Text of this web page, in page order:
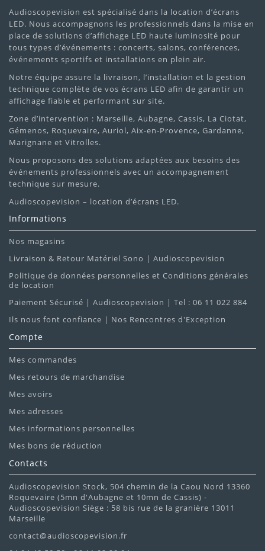
Audioscopevision est spécialisé dans la location d’écrans
LED. Nous accompagnons les professionnels dans la mise en
place de solutions d’affichage LED haute luminosité pour
tous types d’événements : concerts, salons, conférences,
événements sportifs et installations en plein air.
Notre équipe assure la livraison, l’installation et la gestion
technique complète de vos écrans LED afin de garantir un
affichage fiable et performant sur site.
Zone d’intervention : Marseille, Aubagne, Cassis, La Ciotat,
Gémenos, Roquevaire, Auriol, Aix-en-Provence, Gardanne,
Marignane et Vitrolles.
Nous proposons des solutions adaptées aux besoins des
événements professionnels avec un accompagnement
technique sur mesure.
Audioscopevision – location d’écrans LED.
Informations
Nos magasins
Livraison & Retour Matériel Sono | Audioscopevision
Politique de données personnelles et Conditions générales
de location
Paiement Sécurisé | Audioscopevision | Tel : 06 11 022 884
Ils nous font confiance | Nos Rencontres d'Exception
Compte
Mes commandes
Mes retours de marchandise
Mes avoirs
Mes adresses
Mes informations personnelles
Mes bons de réduction
Contacts
Audioscopevision Stock, 504 chemin de la Caou Nord 13360
Roquevaire (5mn d'Aubagne et 10mn de Cassis) -
Audioscopevision Siège : 58 bis rue de la granière 13011
Marseille
contact@audioscopevision.fr